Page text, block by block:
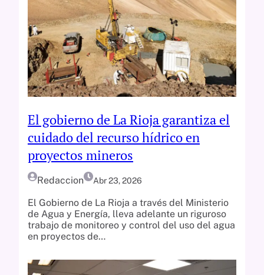
El gobierno de La Rioja garantiza el
cuidado del recurso hídrico en
proyectos mineros
Redaccion Abr 23, 2026
El Gobierno de La Rioja a través del Ministerio
de Agua y Energía, lleva adelante un riguroso
trabajo de monitoreo y control del uso del agua
en proyectos de…